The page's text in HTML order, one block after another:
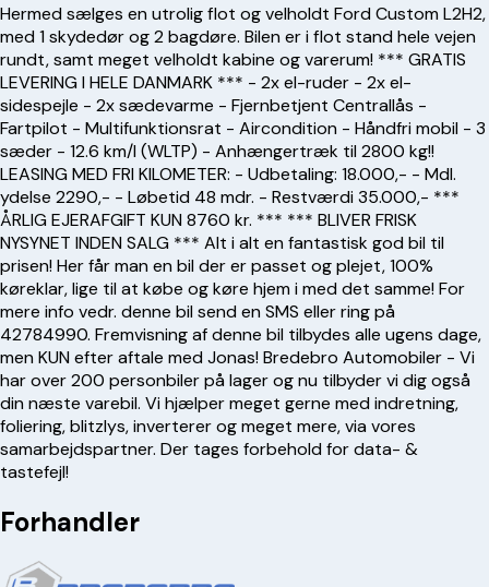
Hermed sælges en utrolig flot og velholdt Ford Custom L2H2,
med 1 skydedør og 2 bagdøre. Bilen er i flot stand hele vejen
rundt, samt meget velholdt kabine og varerum! *** GRATIS
LEVERING I HELE DANMARK *** - 2x el-ruder - 2x el-
sidespejle - 2x sædevarme - Fjernbetjent Centrallås -
Fartpilot - Multifunktionsrat - Aircondition - Håndfri mobil - 3
sæder - 12.6 km/l (WLTP) - Anhængertræk til 2800 kg!!
LEASING MED FRI KILOMETER: - Udbetaling: 18.000,- - Mdl.
ydelse 2290,- - Løbetid 48 mdr. - Restværdi 35.000,- ***
ÅRLIG EJERAFGIFT KUN 8760 kr. *** *** BLIVER FRISK
NYSYNET INDEN SALG *** Alt i alt en fantastisk god bil til
prisen! Her får man en bil der er passet og plejet, 100%
køreklar, lige til at købe og køre hjem i med det samme! For
mere info vedr. denne bil send en SMS eller ring på
42784990. Fremvisning af denne bil tilbydes alle ugens dage,
men KUN efter aftale med Jonas! Bredebro Automobiler - Vi
har over 200 personbiler på lager og nu tilbyder vi dig også
din næste varebil. Vi hjælper meget gerne med indretning,
foliering, blitzlys, inverterer og meget mere, via vores
samarbejdspartner. Der tages forbehold for data- &
tastefejl!
Forhandler